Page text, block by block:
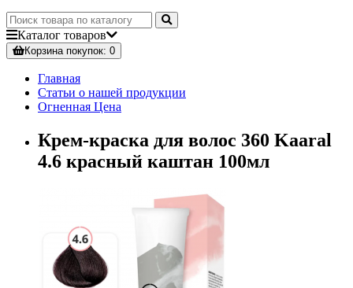
Каталог товаров
Корзинапокупок: 0
Главная
Статьи о нашей продукции
Огненная Цена
Крем-краска для волос 360 Kaaral
4.6 красный каштан 100мл